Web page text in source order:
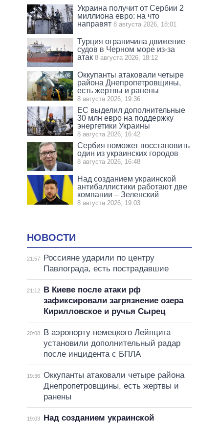
Украина получит от Сербии 2
миллиона евро: на что
направят 8 августа 2026, 18:01
Турция ограничила движение
судов в Черном море из-за
атак 8 августа 2026, 18:12
Оккупанты атаковали четыре
района Днепропетровщины,
есть жертвы и ранены
8 августа 2026, 19:36
ЕС выделил дополнительные
30 млн евро на поддержку
энергетики Украины
8 августа 2026, 16:42
Сербия поможет восстановить
один из украинских городов
8 августа 2026, 16:48
Над созданием украинской
антибаллистики работают две
компании – Зеленский
8 августа 2026, 19:03
НОВОСТИ
21:57
Россияне ударили по центру
Павлограда, есть пострадавшие
21:12
В Киеве после атаки рф
зафиксировали загрязнение озера
Кирилловское и ручья Сырец
20:08
В аэропорту немецкого Лейпцига
установили дополнительный радар
после инцидента с БПЛА
19:36 Оккупанты атаковали четыре района
Днепропетровщины, есть жертвы и
ранены
19:03
Над созданием украинской